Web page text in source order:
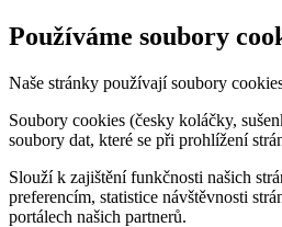
Používáme soubory
Naše stránky používají soubory
Soubory cookies (česky koláčky,
soubory dat, které se při prohlížení
Slouží k zajištění funkčnosti našich
preferencím, statistice návštěvnosti
portálech našich partnerů.